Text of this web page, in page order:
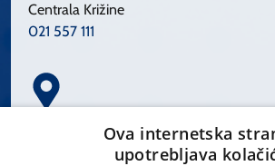
Centrala Križine
021 557 111
Spinčićeva 1, 21000 Split
Ova internetska
upotrebljava